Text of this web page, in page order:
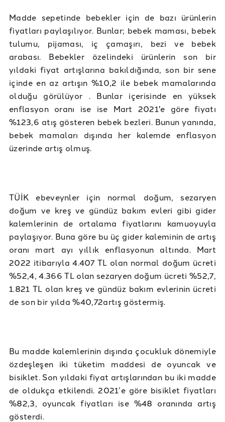
Madde sepetinde bebekler için de bazı ürünlerin
fiyatları paylaşılıyor. Bunlar; bebek maması, bebek
tulumu, pijaması, iç çamaşırı, bezi ve bebek
arabası. Bebekler özelindeki ürünlerin son bir
yıldaki fiyat artışlarına bakıldığında, son bir sene
içinde en az artışın %10,2 ile bebek mamalarında
olduğu görülüyor . Bunlar içerisinde en yüksek
enflasyon oranı ise ise Mart 2021'e göre fiyatı
%123,6 atış gösteren bebek bezleri. Bunun yanında,
bebek mamaları dışında her kalemde enflasyon
üzerinde artış olmuş.
TÜİK ebeveynler için normal doğum, sezaryen
doğum ve kreş ve gündüz bakım evleri gibi gider
kalemlerinin de ortalama fiyatlarını kamuoyuyla
paylaşıyor. Buna göre bu üç gider kaleminin de artış
oranı mart ayı yıllık enflasyonun altında. Mart
2022 itibarıyla 4.407 TL olan normal doğum ücreti
%52,4, 4.366 TL olan sezaryen doğum ücreti %52,7,
1.821 TL olan kreş ve gündüz bakım evlerinin ücreti
de son bir yılda %40,72artış göstermiş.
Bu madde kalemlerinin dışında çocukluk dönemiyle
özdeşleşen iki tüketim maddesi de oyuncak ve
bisiklet. Son yıldaki fiyat artışlarından bu iki madde
de oldukça etkilendi. 2021’e göre bisiklet fiyatları
%82,3, oyuncak fiyatları ise %48 oranında artış
gösterdi.